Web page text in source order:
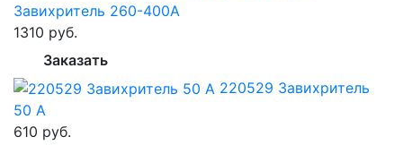
Завихритель 260-400А
1310 руб.
Заказать
220529 Завихритель
50 А
610 руб.